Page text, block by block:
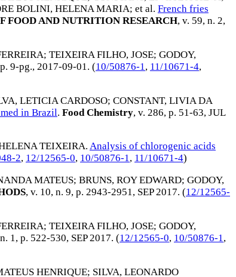
BOLINI, HELENA MARIA; et al. French fries
FOOD AND NUTRITION RESEARCH, v. 59, n. 2,
; TEIXEIRA FILHO, JOSE; GODOY,
9-pg., 2017-09-01. (10/50876-1, 11/10671-4,
LETICIA CARDOSO; CONSTANT, LIVIA DA
in Brazil. Food Chemistry, v. 286, p. 51-63, JUL
TEIXEIRA. Analysis of chlorogenic acids
2, 12/12565-0, 10/50876-1, 11/10671-4)
MATEUS; BRUNS, ROY EDWARD; GODOY,
, v. 10, n. 9, p. 2943-2951, SEP 2017. (12/12565-
; TEIXEIRA FILHO, JOSE; GODOY,
1, p. 522-530, SEP 2017. (12/12565-0, 10/50876-1,
HENRIQUE; SILVA, LEONARDO